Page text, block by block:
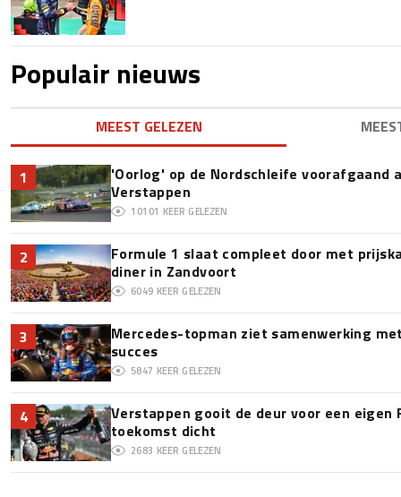
Populair nieuws
MEEST GELEZEN
1
'Oorlog' op de Nordschleife voorafgaand
Verstappen
10101 KEER GELEZEN
2
Formule 1 slaat compleet door met
diner in Zandvoort
6049 KEER GELEZEN
3
Mercedes-topman ziet samenwerking
succes
5847 KEER GELEZEN
4
Verstappen gooit de deur voor een eigen
toekomst dicht
2683 KEER GELEZEN